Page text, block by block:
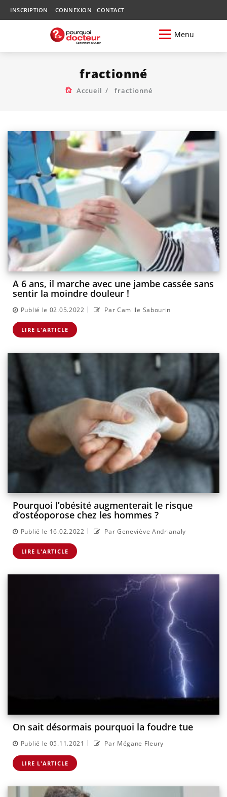
INSCRIPTION CONNEXION CONTACT
Menu
fractionné
Accueil fractionné
A 6 ans, il marche avec une jambe cassée sans
sentir la moindre douleur !
Publié le 02.05.2022 | Par Camille Sabourin
LIRE L'ARTICLE
Pourquoi l’obésité augmenterait le risque
d’ostéoporose chez les hommes ?
Publié le 16.02.2022 | Par Geneviève Andrianaly
LIRE L'ARTICLE
On sait désormais pourquoi la foudre tue
Publié le 05.11.2021 | Par Mégane Fleury
LIRE L'ARTICLE